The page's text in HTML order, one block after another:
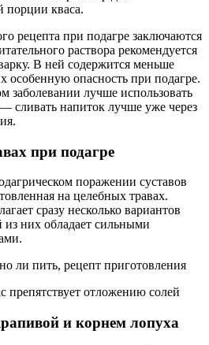
порции кваса.
рецепта при подагре заключаются
раствора рекомендуется
В ней содержится меньше
особенную опасность при подагре.
заболевании лучше использовать
сливать напиток лучше уже через
при подагре
поражении суставов
на целебных травах.
сразу несколько вариантов
них обладает сильными
препятствует отложению солей
и корнем лопуха